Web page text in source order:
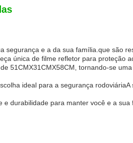
segurança e a da sua família.que são
única de filme refletor para proteção
51CMX31CMX58CM, tornando-se
ideal para a segurança rodoviáriaA
durabilidade para manter você e a sua